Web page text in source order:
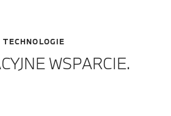
TECHNOLOGIE
WSPARCIE.